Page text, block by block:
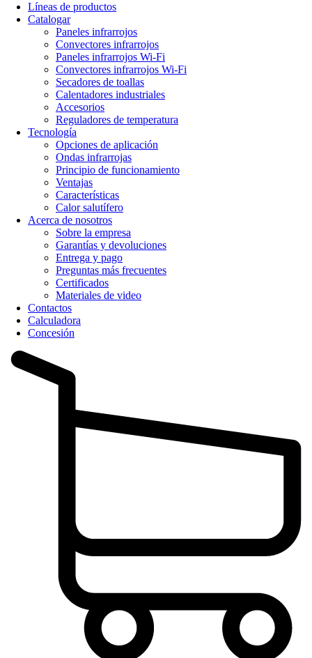
Líneas de productos
Catalogar
Paneles infrarrojos
Convectores infrarrojos
Paneles infrarrojos Wi-Fi
Convectores infrarrojos Wi-Fi
Secadores de toallas
Calentadores industriales
Accesorios
Reguladores de temperatura
Tecnología
Opciones de aplicación
Ondas infrarrojas
Principio de funcionamiento
Ventajas
Características
Calor salutífero
Acerca de nosotros
Sobre la empresa
Garantías y devoluciones
Entrega y pago
Preguntas más frecuentes
Certificados
Materiales de video
Contactos
Calculadora
Concesión